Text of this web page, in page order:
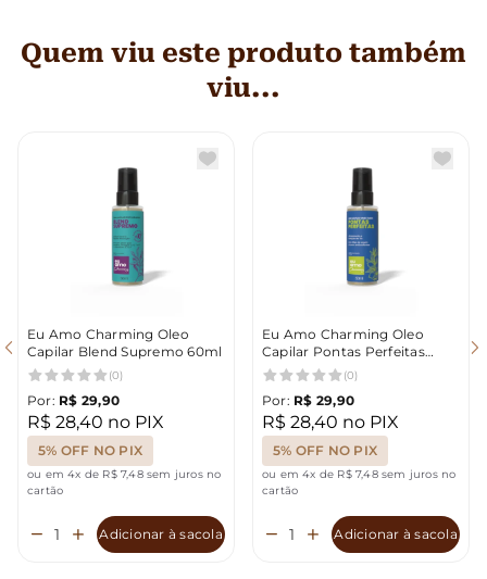
Quem viu este produto também
viu...
Eu Amo Charming Oleo
Capilar Blend Supremo 60ml
(0)
Por: R$ 29,90
R$ 28,40 no PIX
5% OFF NO PIX
ou em 4x de R$ 7,48 sem juros no
cartão
Adicionar à sacola
Eu Amo Charming Oleo
Capilar Pontas Perfeitas
60ml
(0)
Por: R$ 29,90
R$ 28,40 no PIX
5% OFF NO PIX
ou em 4x de R$ 7,48 sem juros no
cartão
Adicionar à sacola